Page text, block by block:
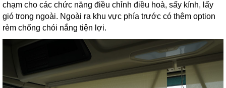
chạm cho các chức năng điều chỉnh điều hoà, sấy kính, lấy
gió trong ngoài. Ngoài ra khu vực phía trước có thêm option
rèm chống chói nắng tiện lợi.